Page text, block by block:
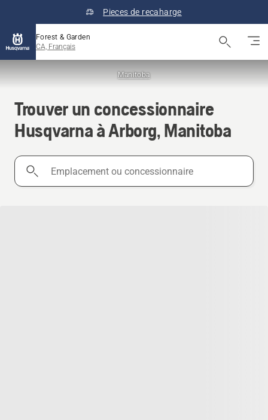
Pieces de recaharge
Forest & Garden
CA, Français
Manitoba
Trouver un concessionnaire
Husqvarna à Arborg, Manitoba
Emplacement